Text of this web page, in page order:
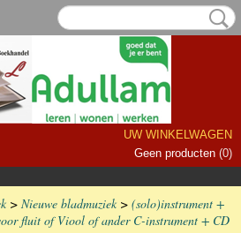
UW WINKELWAGEN
Geen producten (0)
> Nieuwe bladmuziek> (solo)instrument +
fluit of Viool of ander C-instrument + CD